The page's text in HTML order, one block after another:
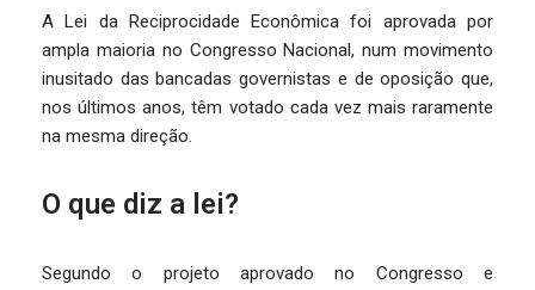
A Lei da Reciprocidade Econômica foi aprovada por
ampla maioria no Congresso Nacional, num movimento
inusitado das bancadas governistas e de oposição que,
nos últimos anos, têm votado cada vez mais raramente
na mesma direção.
O que diz a lei?
Segundo o projeto aprovado no Congresso e